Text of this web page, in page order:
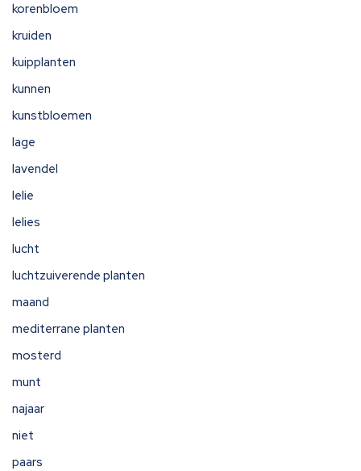
korenbloem
kruiden
kuipplanten
kunnen
kunstbloemen
lage
lavendel
lelie
lelies
lucht
luchtzuiverende planten
maand
mediterrane planten
mosterd
munt
najaar
niet
paars